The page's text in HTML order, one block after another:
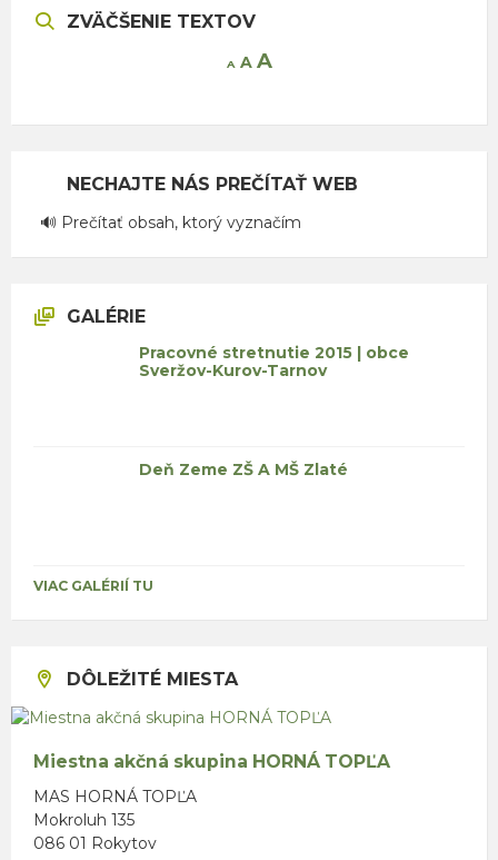
ZVÄČŠENIE TEXTOV
A Decrease
AReset
AIncrease
NECHAJTE NÁS PREČÍTAŤ WEB
🔊 Prečítať obsah, ktorý vyznačím
GALÉRIE
Pracovné stretnutie 2015 | obce
Sveržov-Kurov-Tarnov
Deň Zeme ZŠ A MŠ Zlaté
VIAC GALÉRIÍ TU
DÔLEŽITÉ MIESTA
Miestna akčná skupina HORNÁ TOPĽA
MAS HORNÁ TOPĽA
Mokroluh 135
086 01 Rokytov